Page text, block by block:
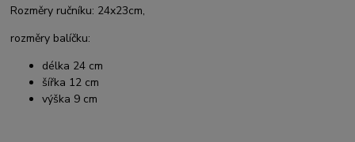
Rozměry ručníku: 24x23cm,
rozměry balíčku:
délka 24 cm
šířka 12 cm
výška 9 cm